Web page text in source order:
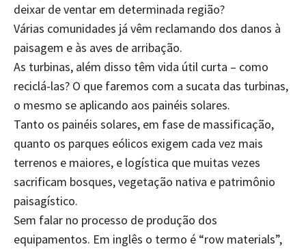
deixar de ventar em determinada região?
Várias comunidades já vêm reclamando dos danos à
paisagem e às aves de arribação.
As turbinas, além disso têm vida útil curta – como
reciclá-las? O que faremos com a sucata das turbinas,
o mesmo se aplicando aos painéis solares.
Tanto os painéis solares, em fase de massificação,
quanto os parques eólicos exigem cada vez mais
terrenos e maiores, e logística que muitas vezes
sacrificam bosques, vegetação nativa e patrimônio
paisagístico.
Sem falar no processo de produção dos
equipamentos. Em inglês o termo é “row materials”,